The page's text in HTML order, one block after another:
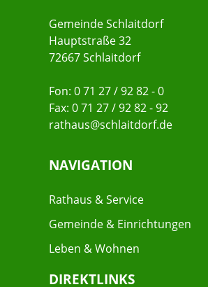
Gemeinde Schlaitdorf
Hauptstraße 32
72667 Schlaitdorf
Fon: 0 71 27 / 92 82 - 0
Fax: 0 71 27 / 92 82 - 92
rathaus@schlaitdorf.de
NAVIGATION
Rathaus & Service
Gemeinde & Einrichtungen
Leben & Wohnen
DIREKTLINKS